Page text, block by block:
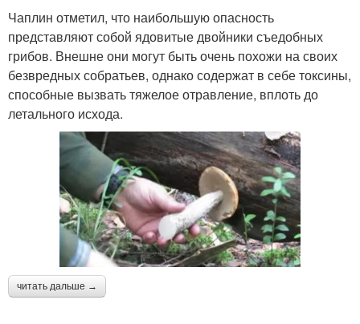
Чаплин отметил, что наибольшую опасность
представляют собой ядовитые двойники съедобных
грибов. Внешне они могут быть очень похожи на своих
безвредных собратьев, однако содержат в себе токсины,
способные вызвать тяжелое отравление, вплоть до
летального исхода.
читать дальше →